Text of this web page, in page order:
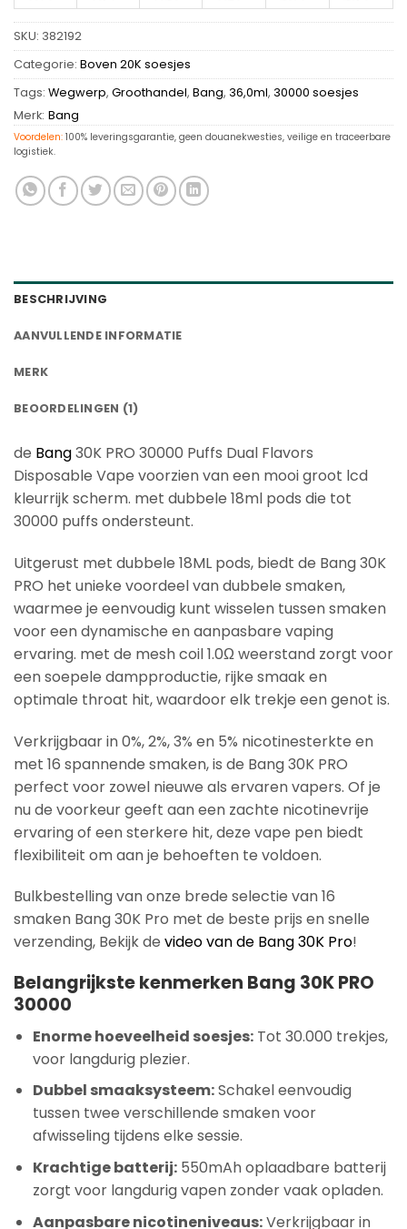
SKU: 382192
Categorie: Boven 20K soesjes
Tags: Wegwerp, Groothandel, Bang, 36,0ml, 30000 soesjes
Merk: Bang
Voordelen: 100% leveringsgarantie, geen douanekwesties, veilige en traceerbare
logistiek.
BESCHRIJVING
AANVULLENDE INFORMATIE
MERK
BEOORDELINGEN (1)
de Bang30K PRO 30000 Puffs Dual Flavors
Disposable Vape voorzien van een mooi groot lcd
kleurrijk scherm. met dubbele 18ml pods die tot
30000 puffs ondersteunt.
Uitgerust met dubbele 18ML pods, biedt de Bang 30K
PRO het unieke voordeel van dubbele smaken,
waarmee je eenvoudig kunt wisselen tussen smaken
voor een dynamische en aanpasbare vaping
ervaring. met de mesh coil 1.0Ω weerstand zorgt voor
een soepele dampproductie, rijke smaak en
optimale throat hit, waardoor elk trekje een genot is.
Verkrijgbaar in 0%, 2%, 3% en 5% nicotinesterkte en
met 16 spannende smaken, is de Bang 30K PRO
perfect voor zowel nieuwe als ervaren vapers. Of je
nu de voorkeur geeft aan een zachte nicotinevrije
ervaring of een sterkere hit, deze vape pen biedt
flexibiliteit om aan je behoeften te voldoen.
Bulkbestelling van onze brede selectie van 16
smaken Bang 30K Pro met de beste prijs en snelle
verzending, Bekijk de video van de Bang 30K Pro!
Belangrijkste kenmerken Bang 30K PRO
30000
Enorme hoeveelheid soesjes:Tot 30.000 trekjes,
voor langdurig plezier.
Dubbel smaaksysteem:Schakel eenvoudig
tussen twee verschillende smaken voor
afwisseling tijdens elke sessie.
Krachtige batterij:550mAh oplaadbare batterij
zorgt voor langdurig vapen zonder vaak opladen.
Aanpasbare nicotineniveaus:Verkrijgbaar in